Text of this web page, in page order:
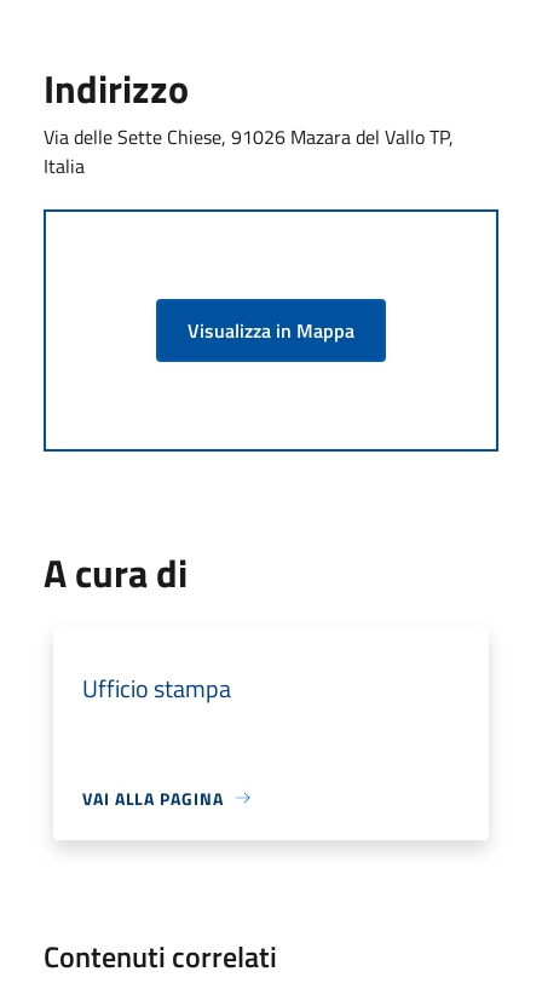
Indirizzo
Via delle Sette Chiese, 91026 Mazara del Vallo TP,
Italia
Visualizza in Mappa
A cura di
Ufficio stampa
VAI ALLA PAGINA
Contenuti correlati